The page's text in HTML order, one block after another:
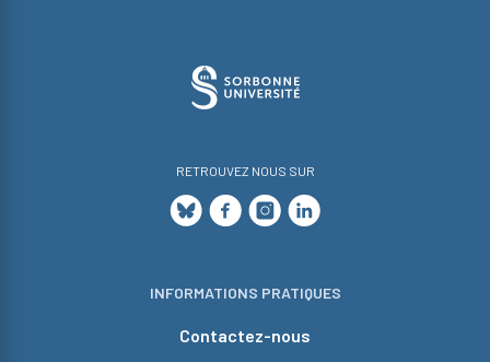
RETROUVEZ NOUS SUR
INFORMATIONS PRATIQUES
Contactez-nous